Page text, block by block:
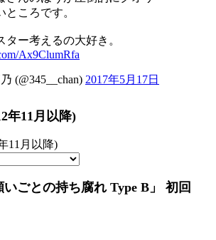
ところです。
ター考えるの大好き。
Ax9ClumRfa
(@345__chan) 2017年5月17日
年11月以降)
11月以降)
いごとの持ち腐れ Type B」 初回